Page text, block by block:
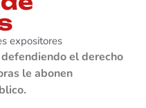
expositores
el derecho
le abonen